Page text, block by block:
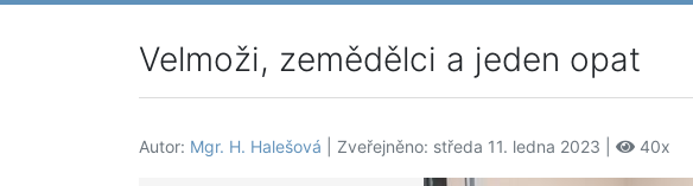
Velmoži, zemědělci a jeden opat
Autor: Mgr. H. Halešová | Zveřejněno: středa 11. ledna 2023 | 40x